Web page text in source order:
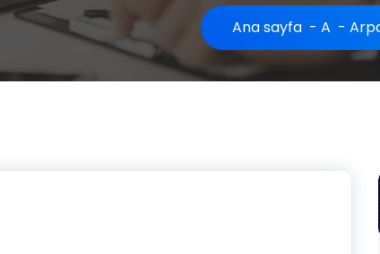
Ana sayfa - A -